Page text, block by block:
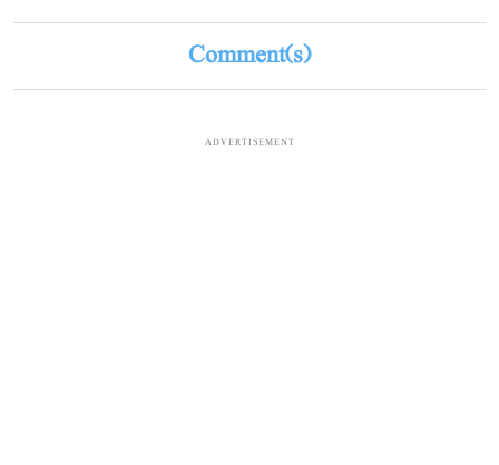
Comment(s)
ADVERTISEMENT